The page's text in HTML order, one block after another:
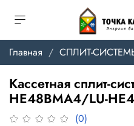
Главная СПЛИТ-
Кассетная сплит-
HE48BMA4/LU-
(0)